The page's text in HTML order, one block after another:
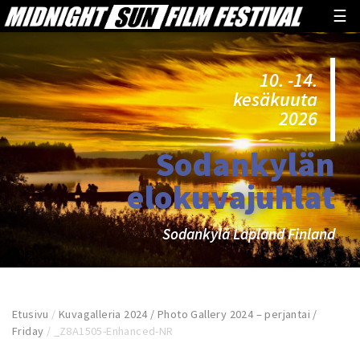
☰
10. -14.
kesäkuuta
2026
Sodankylän
elokuvajuhlat
Sodankylä Lapland Finland
Etusivu /Kuvagalleria 2024 / Photo Gallery 2024 – perjantai /
Friday / _Z8A1505-Enhanced-NR